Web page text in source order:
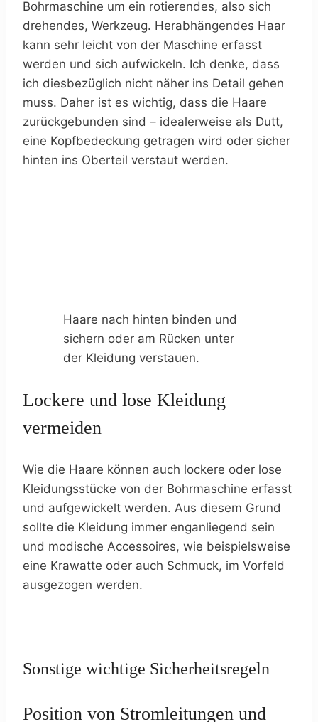
Bohrmaschine um ein rotierendes, also sich
drehendes, Werkzeug. Herabhängendes Haar
kann sehr leicht von der Maschine erfasst
werden und sich aufwickeln. Ich denke, dass
ich diesbezüglich nicht näher ins Detail gehen
muss. Daher ist es wichtig, dass die Haare
zurückgebunden sind – idealerweise als Dutt,
eine Kopfbedeckung getragen wird oder sicher
hinten ins Oberteil verstaut werden.
Haare nach hinten binden und
sichern oder am Rücken unter
der Kleidung verstauen.
Lockere und lose Kleidung
vermeiden
Wie die Haare können auch lockere oder lose
Kleidungsstücke von der Bohrmaschine erfasst
und aufgewickelt werden. Aus diesem Grund
sollte die Kleidung immer enganliegend sein
und modische Accessoires, wie beispielsweise
eine Krawatte oder auch Schmuck, im Vorfeld
ausgezogen werden.
Sonstige wichtige Sicherheitsregeln
Position von Stromleitungen und